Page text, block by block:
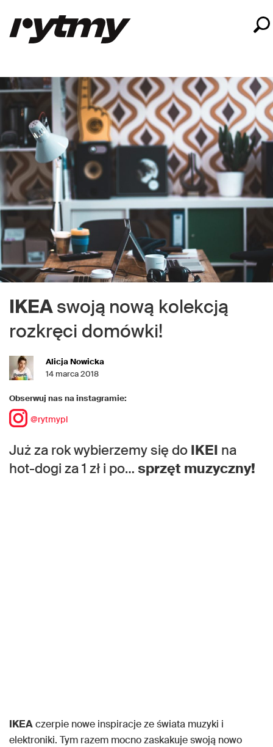
IKEAswoją nową kolekcją
rozkręci domówki!
Alicja Nowicka
14 marca 2018
Obserwuj nas na instagramie:
@rytmypl
Już za rok wybierzemy się do IKEI na
hot-dogi za 1 zł i po… sprzęt muzyczny!
IKEAczerpie nowe inspiracje ze świata muzyki i
elektroniki. Tym razem mocno zaskakuje swoją nowo